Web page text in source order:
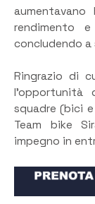
rendimento
concludendo
Ringrazio di
l’opportunità
squadre (bici
Team bike
impegno in